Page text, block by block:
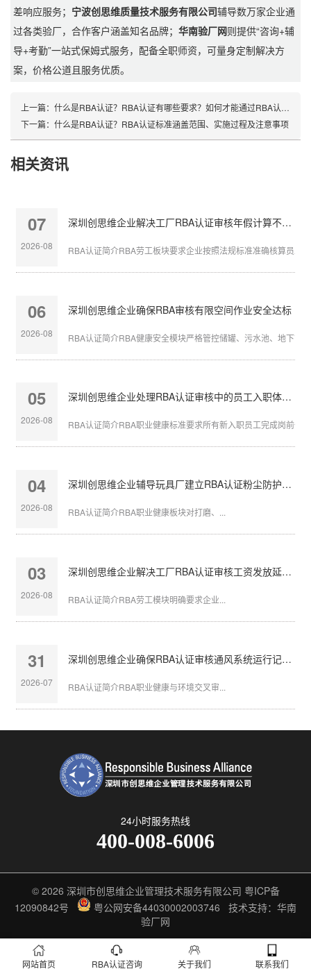
差响应服务； 宁波创思维质量技术服务有限公司辅导数万家企业通
过各类验厂，合作客户涵盖知名品牌；华南验厂网则提供“咨询+辅
导+考勤”一站式保姆式服务，配备全职师资，可量身定制解决方
案，价格公道且服务优质。
上一篇： 什么是RBA认证？RBA认证有哪些要求？如何才能通过RBA认证？
下一篇： 什么是RBA认证？RBA认证标准涵盖范围、实施过程及注意事项
相关资讯
07
2026-08
深圳创思维企业解决工厂RBA认证审核年假计算不准确
RBA认证简介RBA劳工板块要求企业按照法规标准准确核算员工
06
2026-08
深圳创思维企业确保RBA审核有限空间作业安全达标
RBA认证简介RBA健康安全模块严格管控储罐、污水池、地下管
05
2026-08
深圳创思维企业处理RBA认证审核中的员工入职体检缺失
RBA认证简介RBA职业健康标准要求所有新入职员工完成岗前体
04
2026-08
深圳创思维企业辅导玩具厂建立RBA认证粉尘防护体系
RBA认证简介RBA职业健康板块对打磨、...
03
2026-08
深圳创思维企业解决工厂RBA认证审核工资发放延迟问题
RBA认证简介RBA劳工模块明确要求企业...
31
2026-07
深圳创思维企业确保RBA认证审核通风系统运行记录完整
RBA认证简介RBA职业健康与环境交叉审...
24小时服务热线
400-008-6006
© 2026 深圳市创思维企业管理技术服务有限公司 粤ICP备
12090842号
粤公网安备44030002003746 技术支持：华南
验厂网
网站首页 RBA认证咨询 关于我们 联系我们